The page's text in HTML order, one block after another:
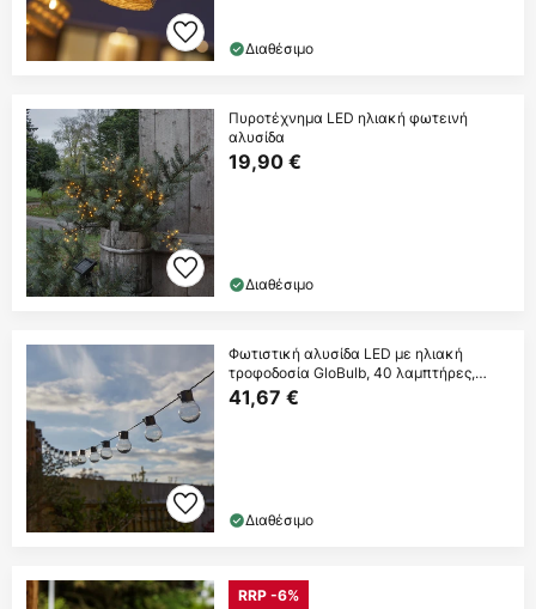
Διαθέσιμο
Πυροτέχνημα LED ηλιακή φωτεινή
αλυσίδα
19,90 €
Διαθέσιμο
Φωτιστική αλυσίδα LED με ηλιακή
τροφοδοσία GloBulb, 40 λαμπτήρες,
IP44
41,67 €
Διαθέσιμο
RRP -6%